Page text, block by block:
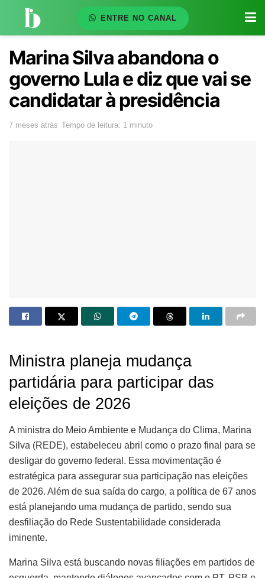
ENTRE NO CANAL
Marina Silva abandona o
governo Lula e diz que vai se
candidatar à presidência
7 meses atrás Tempo de leitura: 1 minuto
Ministra planeja mudança
partidária para participar das
eleições de 2026
A ministra do Meio Ambiente e Mudança do Clima, Marina
Silva (REDE), estabeleceu abril como o prazo final para se
desligar do governo federal. Essa movimentação é
estratégica para assegurar sua participação nas eleições
de 2026. Além de sua saída do cargo, a política de 67 anos
está planejando uma mudança de partido, sendo sua
desfiliação do Rede Sustentabilidade considerada
iminente.
Marina Silva está buscando novas filiações em partidos de